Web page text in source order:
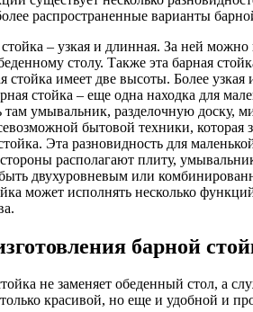
распространенные варианты
– узкая и длинная. За ней
столу. Также эта барная
стойка имеет две высоты. Более
стойка – еще одна находка для
умывальник, разделочную доску,
бытовой техники, которая
Эта разновидность для
располагают плиту,
двухуровневым или
может исполнять несколько
барной
не заменяет обеденный стол, а
красивой, но еще и удобной и